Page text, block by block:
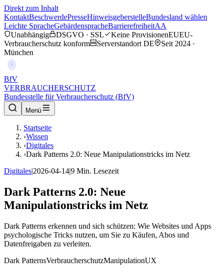
Direkt zum Inhalt
KontaktBeschwerdePresseHinweisgeberstelleBundesland wählen
Leichte SpracheGebärdenspracheBarrierefreiheitAA
Unabhängig
DSGVO · SSL Keine ProvisionenEUEU-
Verbraucherschutz konform
Serverstandort DE
Seit 2024 ·
München
BfV
VERBRAUCHERSCHUTZ
Bundesstelle für Verbraucherschutz (BfV)
Menü
Startseite
›Wissen
›Digitales
›Dark Patterns 2.0: Neue Manipulationstricks im Netz
Digitales|2026-04-14|9 Min. Lesezeit
Dark Patterns 2.0: Neue
Manipulationstricks im Netz
Dark Patterns erkennen und sich schützen: Wie Websites und Apps
psychologische Tricks nutzen, um Sie zu Käufen, Abos und
Datenfreigaben zu verleiten.
Dark PatternsVerbraucherschutzManipulationUX